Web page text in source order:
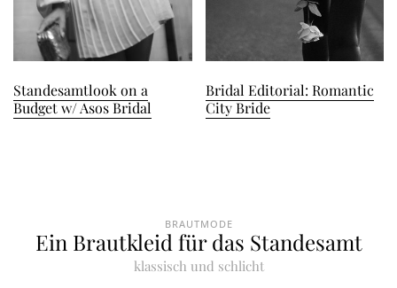
Standesamtlook on a
Budget w/ Asos Bridal
Bridal Editorial: Romantic
City Bride
BRAUTMODE
Ein Brautkleid für das Standesamt
klassisch und schlicht